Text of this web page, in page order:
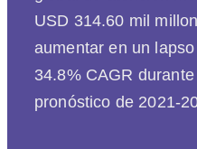
USD 314.60 mil
aumentar en un
34.8% CAGR
pronóstico de 2021-